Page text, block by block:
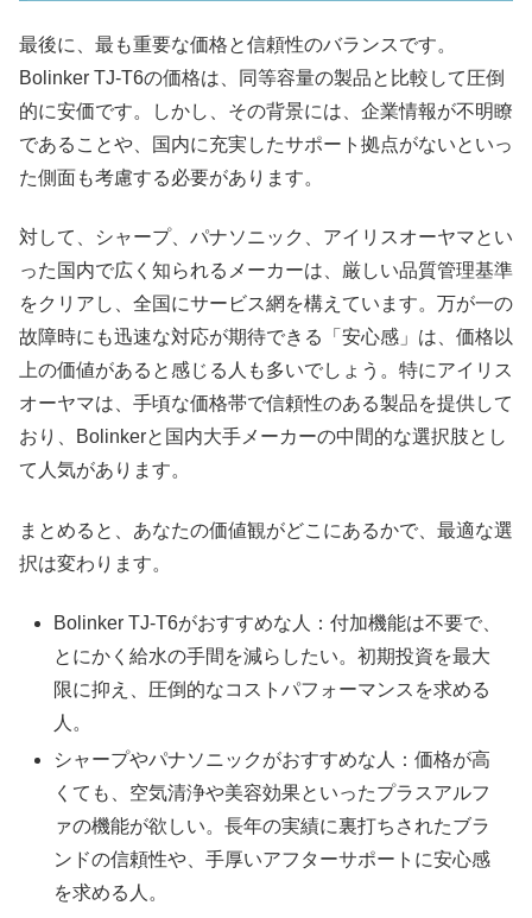
最後に、最も重要な価格と信頼性のバランスです。
Bolinker TJ-T6の価格は、同等容量の製品と比較して圧倒
的に安価です。しかし、その背景には、企業情報が不明瞭
であることや、国内に充実したサポート拠点がないといっ
た側面も考慮する必要があります。
対して、シャープ、パナソニック、アイリスオーヤマとい
った国内で広く知られるメーカーは、厳しい品質管理基準
をクリアし、全国にサービス網を構えています。万が一の
故障時にも迅速な対応が期待できる「安心感」は、価格以
上の価値があると感じる人も多いでしょう。特にアイリス
オーヤマは、手頃な価格帯で信頼性のある製品を提供して
おり、Bolinkerと国内大手メーカーの中間的な選択肢とし
て人気があります。​
まとめると、あなたの価値観がどこにあるかで、最適な選
択は変わります。
Bolinker TJ-T6がおすすめな人：付加機能は不要で、
とにかく給水の手間を減らしたい。初期投資を最大
限に抑え、圧倒的なコストパフォーマンスを求める
人。
シャープやパナソニックがおすすめな人：価格が高
くても、空気清浄や美容効果といったプラスアルフ
ァの機能が欲しい。長年の実績に裏打ちされたブラ
ンドの信頼性や、手厚いアフターサポートに安心感
を求める人。​